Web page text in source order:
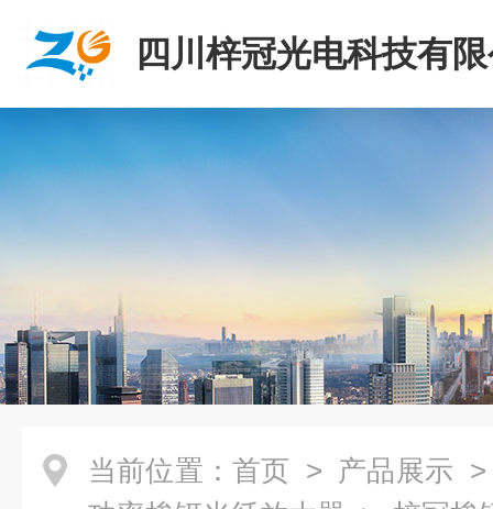
四川梓冠光电科技有
当前位置： 首页 > 产品展示